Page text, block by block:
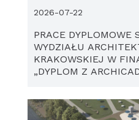
PRACE DYPLOMOWE
WYDZIAŁU
KRAKOWSKIEJ W
„DYPLOM Z
2026-07-22